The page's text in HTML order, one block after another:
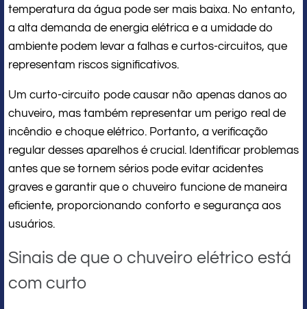
temperatura da água pode ser mais baixa. No entanto,
a alta demanda de energia elétrica e a umidade do
ambiente podem levar a falhas e curtos-circuitos, que
representam riscos significativos.
Um curto-circuito pode causar não apenas danos ao
chuveiro, mas também representar um perigo real de
incêndio e choque elétrico. Portanto, a verificação
regular desses aparelhos é crucial. Identificar problemas
antes que se tornem sérios pode evitar acidentes
graves e garantir que o chuveiro funcione de maneira
eficiente, proporcionando conforto e segurança aos
usuários.
Sinais de que o chuveiro elétrico está
com curto